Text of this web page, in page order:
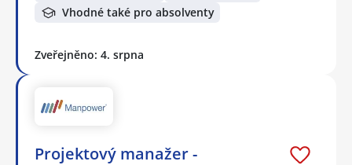
Vhodné také pro absolventy
Zveřejněno: 4. srpna
Projektový manažer -